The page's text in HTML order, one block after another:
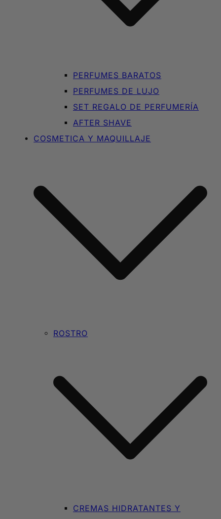
PERFUMES BARATOS
PERFUMES DE LUJO
SET REGALO DE PERFUMERÍA
AFTER SHAVE
COSMETICA Y MAQUILLAJE
ROSTRO
CREMAS HIDRATANTES Y